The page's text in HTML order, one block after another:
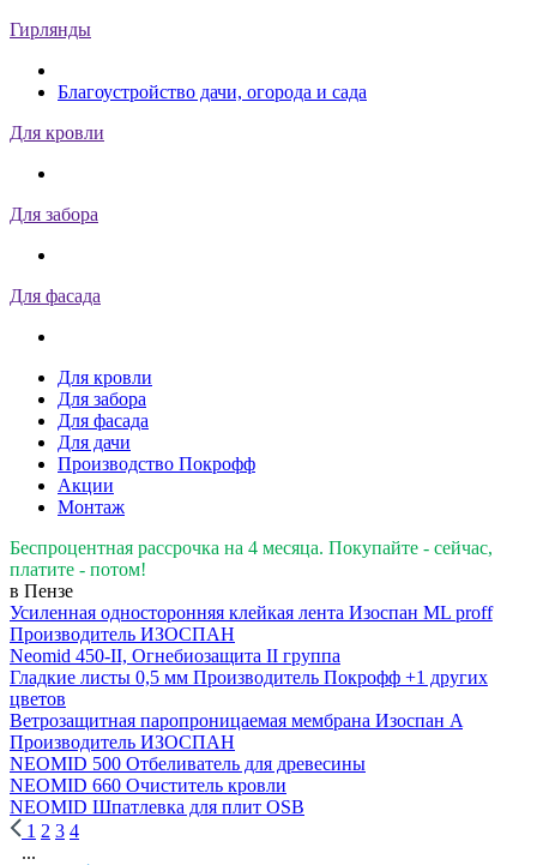
Гирлянды
Благоустройство дачи, огорода и сада
Для кровли
Для забора
Для фасада
Для кровли
Для забора
Для фасада
Для дачи
Производство Покрофф
Акции
Монтаж
Беспроцентная рассрочка на 4 месяца. Покупайте - сейчас,
платите - потом!
в Пензе
Усиленная односторонняя клейкая лента Изоспан ML proff
Производитель ИЗОСПАН
Neomid 450-II, Огнебиозащита II группа
Гладкие листы 0,5 мм Производитель Покрофф +1 других
цветов
Ветрозащитная паропроницаемая мембрана Изоспан A
Производитель ИЗОСПАН
NEOMID 500 Отбеливатель для древесины
NEOMID 660 Очиститель кровли
NEOMID Шпатлевка для плит OSB
1 2 3 4
...